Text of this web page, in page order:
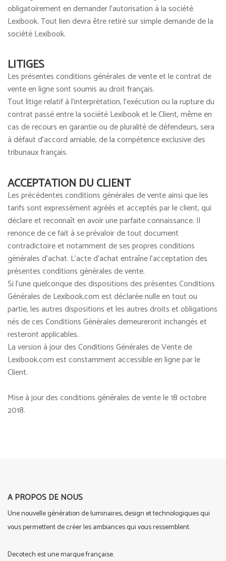
obligatoirement en demander l'autorisation à la société
Lexibook. Tout lien devra être retiré sur simple demande de la
société Lexibook.
LITIGES
Les présentes conditions générales de vente et le contrat de
vente en ligne sont soumis au droit français.
Tout litige relatif à l'interprétation, l'exécution ou la rupture du
contrat passé entre la société Lexibook et le Client, même en
cas de recours en garantie ou de pluralité de défendeurs, sera
à défaut d'accord amiable, de la compétence exclusive des
tribunaux français.
ACCEPTATION DU CLIENT
Les précédentes conditions générales de vente ainsi que les
tarifs sont expressément agréés et acceptés par le client, qui
déclare et reconnaît en avoir une parfaite connaissance. Il
renonce de ce fait à se prévaloir de tout document
contradictoire et notamment de ses propres conditions
générales d'achat. L'acte d'achat entraîne l'acceptation des
présentes conditions générales de vente.
Si l'une quelconque des dispositions des présentes Conditions
Générales de Lexibook.com est déclarée nulle en tout ou
partie, les autres dispositions et les autres droits et obligations
nés de ces Conditions Générales demeureront inchangés et
resteront applicables.
La version à jour des Conditions Générales de Vente de
Lexibook.com est constamment accessible en ligne par le
Client.
Mise à jour des conditions générales de vente le 18 octobre
2018.
A PROPOS DE NOUS
Une nouvelle génération de luminaires, design et technologiques qui
vous permettent de créer les ambiances qui vous ressemblent.
Decotech est une marque française.